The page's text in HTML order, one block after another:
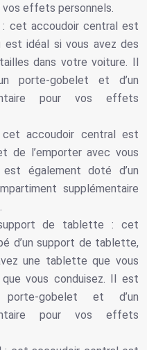
effets personnels.
cet accoudoir central est
est idéal si vous avez des
dans votre voiture. Il
porte-gobelet et d’un
pour vos effets
accoudoir central est
de l’emporter avec vous
également doté d’un
supplémentaire
de tablette : cet
d’un support de tablette,
une tablette que vous
vous conduisez. Il est
gobelet et d’un
pour vos effets